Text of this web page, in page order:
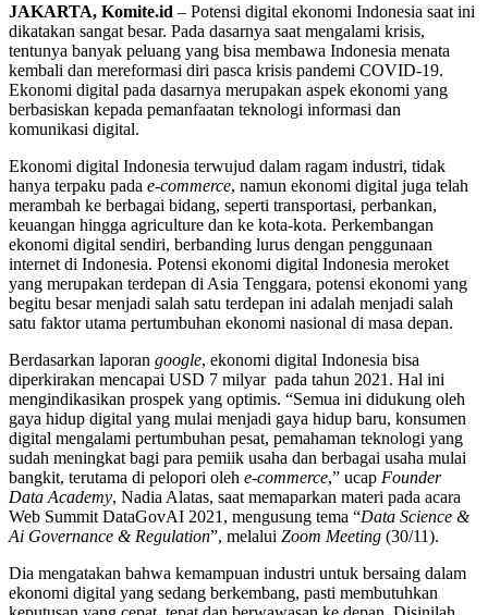
JAKARTA, Komite.id – Potensi digital ekonomi Indonesia saat ini
dikatakan sangat besar. Pada dasarnya saat mengalami krisis,
tentunya banyak peluang yang bisa membawa Indonesia menata
kembali dan mereformasi diri pasca krisis pandemi COVID-19.
Ekonomi digital pada dasarnya merupakan aspek ekonomi yang
berbasiskan kepada pemanfaatan teknologi informasi dan
komunikasi digital.
Ekonomi digital Indonesia terwujud dalam ragam industri, tidak
hanya terpaku pada e-commerce, namun ekonomi digital juga telah
merambah ke berbagai bidang, seperti transportasi, perbankan,
keuangan hingga agriculture dan ke kota-kota. Perkembangan
ekonomi digital sendiri, berbanding lurus dengan penggunaan
internet di Indonesia. Potensi ekonomi digital Indonesia meroket
yang merupakan terdepan di Asia Tenggara, potensi ekonomi yang
begitu besar menjadi salah satu terdepan ini adalah menjadi salah
satu faktor utama pertumbuhan ekonomi nasional di masa depan.
Berdasarkan laporan google, ekonomi digital Indonesia bisa
diperkirakan mencapai USD 7 milyar pada tahun 2021. Hal ini
mengindikasikan prospek yang optimis. “Semua ini didukung oleh
gaya hidup digital yang mulai menjadi gaya hidup baru, konsumen
digital mengalami pertumbuhan pesat, pemahaman teknologi yang
sudah meningkat bagi para pemiik usaha dan berbagai usaha mulai
bangkit, terutama di pelopori oleh e-commerce,” ucap Founder
Data Academy, Nadia Alatas, saat memaparkan materi pada acara
Web Summit DataGovAI 2021, mengusung tema “Data Science &
Ai Governance & Regulation”, melalui Zoom Meeting (30/11).
Dia mengatakan bahwa kemampuan industri untuk bersaing dalam
ekonomi digital yang sedang berkembang, pasti membutuhkan